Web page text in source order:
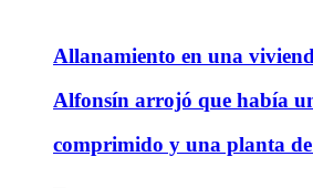
Allanamiento en una
Alfonsín arrojó que había
comprimido y una planta